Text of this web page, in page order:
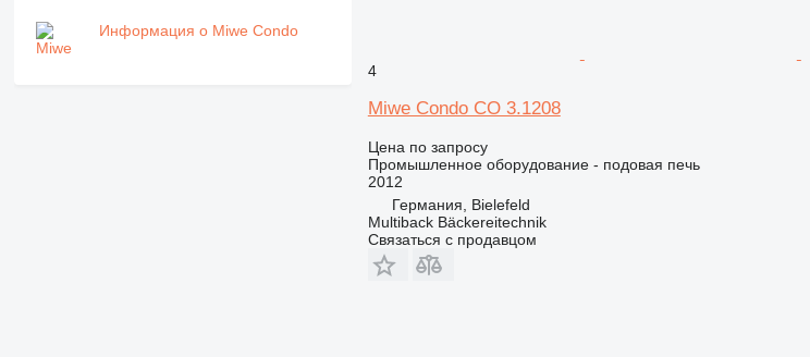
Информация о Miwe Condo
4
Miwe Condo CO 3.1208
Цена по запросу
Промышленное оборудование - подовая печь
2012
Германия, Bielefeld
Multiback Bäckereitechnik
Связаться с продавцом